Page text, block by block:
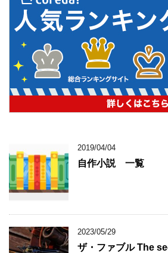
2019/04/04
自作小説 一覧
2023/05/29
ザ・ファブル The